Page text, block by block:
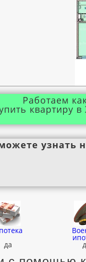
Работаем
квартиру
узнать
да